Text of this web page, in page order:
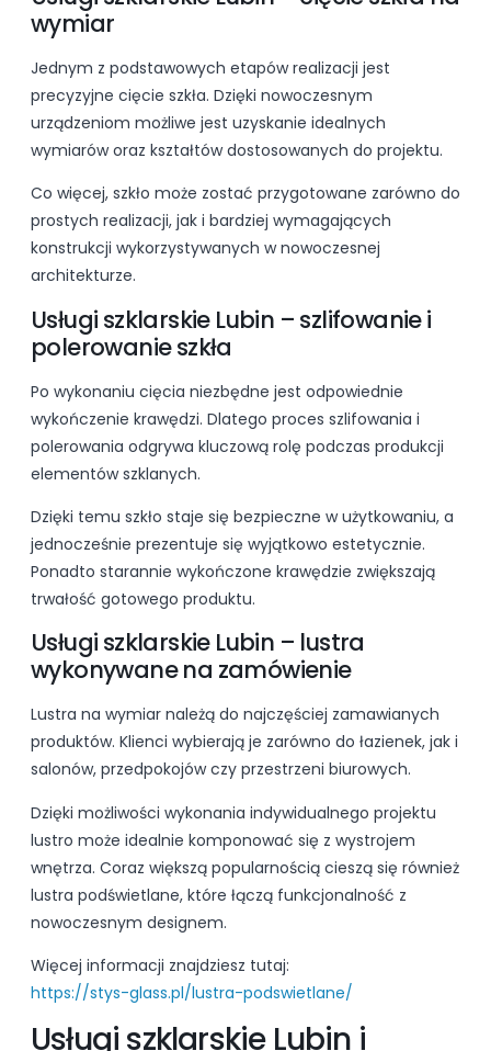
wymiar
Jednym z podstawowych etapów realizacji jest
precyzyjne cięcie szkła. Dzięki nowoczesnym
urządzeniom możliwe jest uzyskanie idealnych
wymiarów oraz kształtów dostosowanych do projektu.
Co więcej, szkło może zostać przygotowane zarówno do
prostych realizacji, jak i bardziej wymagających
konstrukcji wykorzystywanych w nowoczesnej
architekturze.
Usługi szklarskie Lubin – szlifowanie i
polerowanie szkła
Po wykonaniu cięcia niezbędne jest odpowiednie
wykończenie krawędzi. Dlatego proces szlifowania i
polerowania odgrywa kluczową rolę podczas produkcji
elementów szklanych.
Dzięki temu szkło staje się bezpieczne w użytkowaniu, a
jednocześnie prezentuje się wyjątkowo estetycznie.
Ponadto starannie wykończone krawędzie zwiększają
trwałość gotowego produktu.
Usługi szklarskie Lubin – lustra
wykonywane na zamówienie
Lustra na wymiar należą do najczęściej zamawianych
produktów. Klienci wybierają je zarówno do łazienek, jak i
salonów, przedpokojów czy przestrzeni biurowych.
Dzięki możliwości wykonania indywidualnego projektu
lustro może idealnie komponować się z wystrojem
wnętrza. Coraz większą popularnością cieszą się również
lustra podświetlane, które łączą funkcjonalność z
nowoczesnym designem.
Więcej informacji znajdziesz tutaj:
https://stys-glass.pl/lustra-podswietlane/
Usługi szklarskie Lubin i